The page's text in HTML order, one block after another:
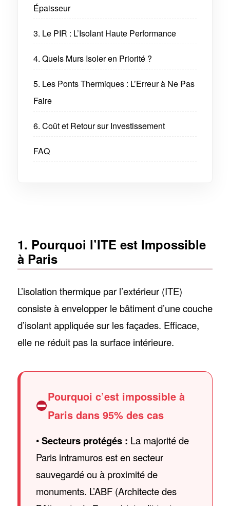
Épaisseur
3. Le PIR : L’Isolant Haute Performance
4. Quels Murs Isoler en Priorité ?
5. Les Ponts Thermiques : L’Erreur à Ne Pas
Faire
6. Coût et Retour sur Investissement
FAQ
1. Pourquoi l’ITE est Impossible
à Paris
L’isolation thermique par l’extérieur (ITE)
consiste à envelopper le bâtiment d’une couche
d’isolant appliquée sur les façades. Efficace,
elle ne réduit pas la surface intérieure.
Pourquoi c’est impossible à
Paris dans 95% des cas
•Secteurs protégés : La majorité de
Paris intramuros est en secteur
sauvegardé ou à proximité de
monuments. L’ABF (Architecte des